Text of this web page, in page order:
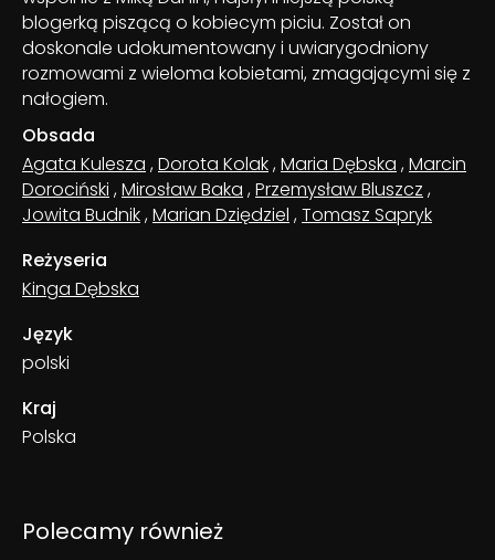
blogerką piszącą o kobiecym piciu. Został on
doskonale udokumentowany i uwiarygodniony
rozmowami z wieloma kobietami, zmagającymi się z
nałogiem.
Obsada
Agata Kulesza ,Dorota Kolak,Maria Dębska ,Marcin
Dorociński ,Mirosław Baka ,Przemysław Bluszcz ,
Jowita Budnik,Marian Dziędziel ,Tomasz Sapryk
Reżyseria
Kinga Dębska
Język
polski
Kraj
Polska
Polecamy również